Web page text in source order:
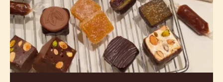
Ivan
Agosto